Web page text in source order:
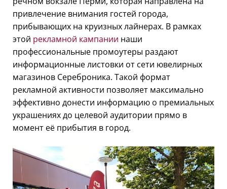
привлечение внимания гостей города,
прибывающих на круизных лайнерах. В рамках
этой рекламной кампании наши
профессиональные промоутеры раздают
информационные листовки от сети ювелирных
магазинов Сереброника. Такой формат
рекламной активности позволяет максимально
эффективно донести информацию о премиальных
украшениях до целевой аудитории прямо в
момент её прибытия в город.